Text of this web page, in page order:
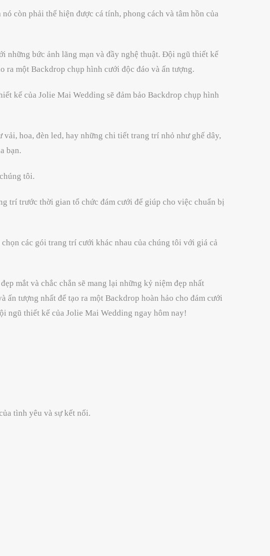
còn phải thể hiện được cá tính, phong cách và tâm hồn của
những bức ảnh lãng mạn và đầy nghệ thuật. Đội ngũ thiết kế
ra một Backdrop chụp hình cưới độc đáo và ấn tượng.
kế của Jolie Mai Wedding sẽ đảm bảo Backdrop chụp hình
hoa, đèn led, hay những chi tiết trang trí nhỏ như ghế dây,
bạn.
tôi.
trí trước thời gian tổ chức đám cưới để giúp cho việc chuẩn bị
các gói trang trí cưới khác nhau của chúng tôi với giá cả
mắt và chắc chắn sẽ mang lại những kỷ niệm đẹp nhất
tượng nhất để tạo ra một Backdrop hoàn hảo cho đám cưới
ngũ thiết kế của Jolie Mai Wedding ngay hôm nay!
tình yêu và sự kết nối.